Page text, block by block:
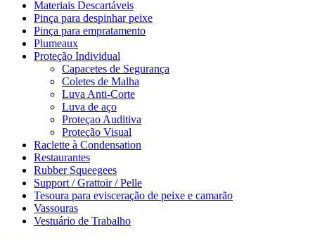
Materiais Descartáveis
Pinça para despinhar peixe
Pinça para empratamento
Plumeaux
Proteção Individual
Capacetes de Segurança
Coletes de Malha
Luva Anti-Corte
Luva de aço
Proteçao Auditiva
Proteção Visual
Raclette à Condensation
Restaurantes
Rubber Squeegees
Support / Grattoir / Pelle
Tesoura para evisceração de peixe e camarão
Vassouras
Vestuário de Trabalho